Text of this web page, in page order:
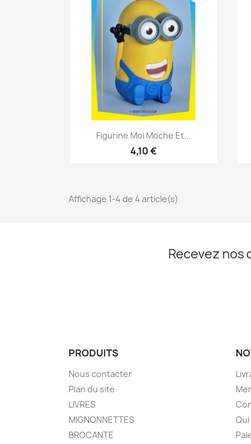
Aperçu rapide
Figurine Moi Moche Et...
4,10 €
Affichage 1-4 de 4 article(s)
Recevez nos
PRODUITS
Nous contacter
Plan du site
LIVRES
MIGNONNETTES
BROCANTE